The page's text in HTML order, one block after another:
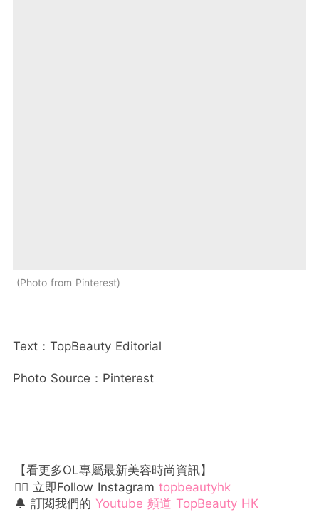
Photo from Pinterest
Text：TopBeauty Editorial
Photo Source：Pinterest
【看更多OL專屬最新美容時尚資訊】
👉🏻 立即Follow Instagram topbeautyhk
🔔 訂閱我們的 Youtube 頻道 TopBeauty HK